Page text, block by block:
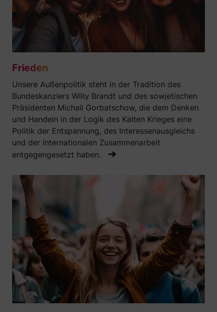
Frieden
Unsere Außenpolitik steht in der Tradition des
Bundeskanzlers Willy Brandt und des sowjetischen
Präsidenten Michail Gorbatschow, die dem Denken
und Handeln in der Logik des Kalten Krieges eine
Politik der Entspannung, des Interessenausgleichs
und der internationalen Zusammenarbeit
entgegengesetzt haben.
➔